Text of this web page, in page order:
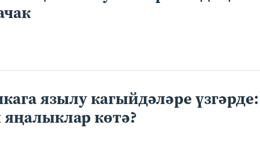
язылу кагыйдәләре үзгәрде:
көтә?